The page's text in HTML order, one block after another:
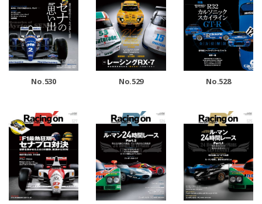
No.530 No.529 No.528